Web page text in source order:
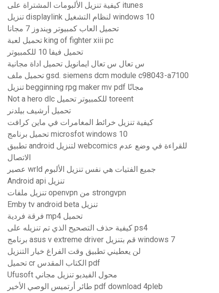
كيفية تنزيل الألبومات المشتراة على itunes
تنزيل displaylink لنظام التشغيل windows 10
تحميل العاب كمبيوتر ويندوز 7 مجانا
تحميل لعبة king of fighter xiii pc
تحميل فيفا 10 للكمبيوتر
س تعال س تعال ايمانويل تحميل اداة مجانية
تحميل ملف gsd. siemens dcm module c98043-a7100
تنزيل begginning rpg maker mv pdf مجانًا
Not a hero dlc للكمبيوتر تحميل toreent
تحميل أرشيف بيلدنر
كيفية تنزيل خرائط المغامرات في ماين كرافت
تحميل برنامج microsfot windows 10
تطبيق android لتنزيل webcomics للقراءة في وضع عدم
الاتصال
عصير wrld جميع الفتيات هي نفس تنزيل الألبوم
Android api تنزيل
تنزيل ملفات openvpn من strongvpn
Emby tv android beta تنزيل
فرقة فردية mp4 تحميل
كيفية حذف التصحيح الذي تم تنزيله على ps4
برنامج asus v extreme driver قم بتنزيل windows 7
لن يعطيني تطبيق وقت الفراغ خيار التنزيل
تحميل cr الكتاب المقدس pdf
Ufusoft محول الفيديو تنزيل مجاني
طائر أرتميس الوصي الأخير pdf download 4pleb